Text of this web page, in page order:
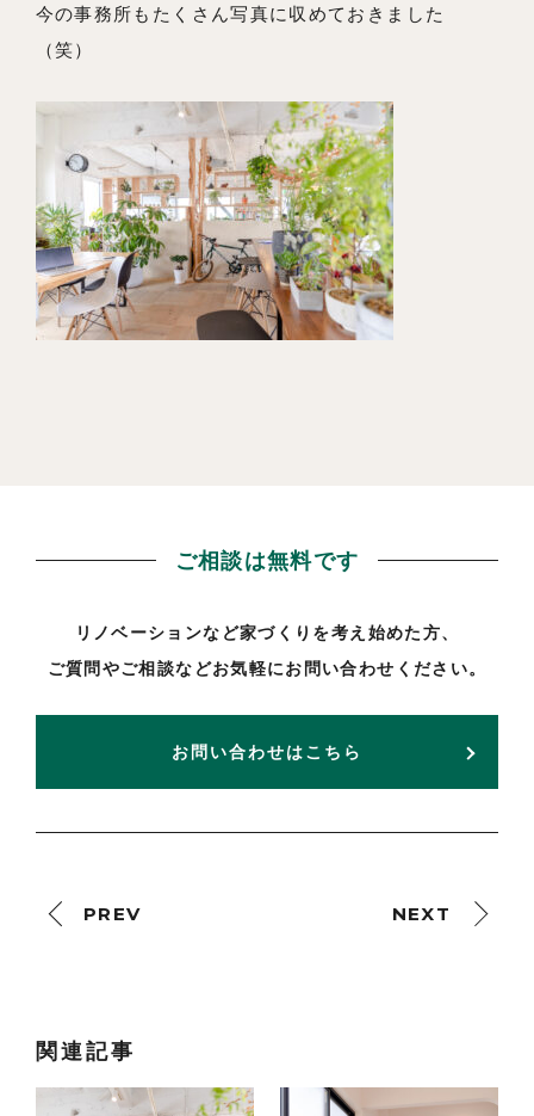
今の事務所もたくさん写真に収めておきました
（笑）
ご相談は無料です
リノベーションなど家づくりを考え始めた方、
ご質問やご相談などお気軽にお問い合わせください。
お問い合わせはこちら
PREV NEXT
関連記事